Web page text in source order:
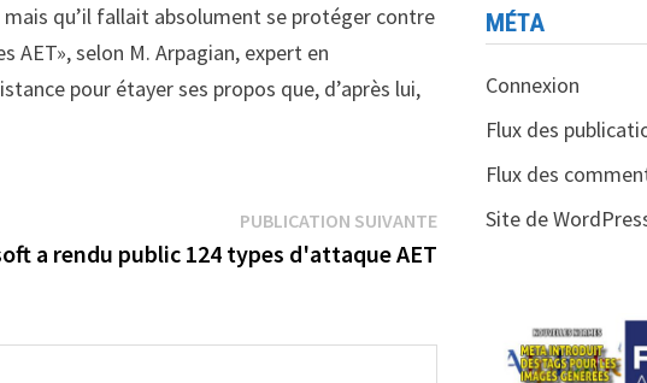
qu’il fallait absolument se protéger contre
AET», selon M. Arpagian, expert en
pour étayer ses propos que, d’après lui,
PUBLICATION SUIVANTEPublication
suivante :
a rendu public 124 types d'attaque AET
MÉTA
Connexion
Flux des
Flux des
Site de